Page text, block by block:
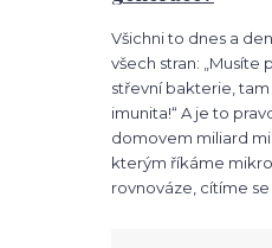
Všichni to dnes a
všech stran: „Musíte
střevní bakterie, tam
imunita!“ A je to
domovem miliard
kterým říkáme
rovnováze, cítíme se